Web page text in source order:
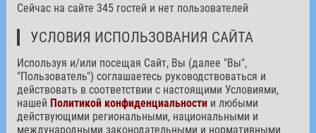
Сейчас на сайте 345 гостей и нет пользователей
УСЛОВИЯ ИСПОЛЬЗОВАНИЯ САЙТА
Используя и/или посещая Сайт, Вы (далее "Вы",
"Пользователь") соглашаетесь руководствоваться и
действовать в соответствии с настоящими Условиями,
нашей Политикой конфиденциальностии любыми
действующими региональными, национальными и
международными законодательными и нормативными